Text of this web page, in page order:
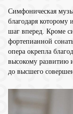
Симфоническая
благодаря которому
шаг вперед. Кроме
фортепианной
опера окрепла
высокому развитию
до высшего